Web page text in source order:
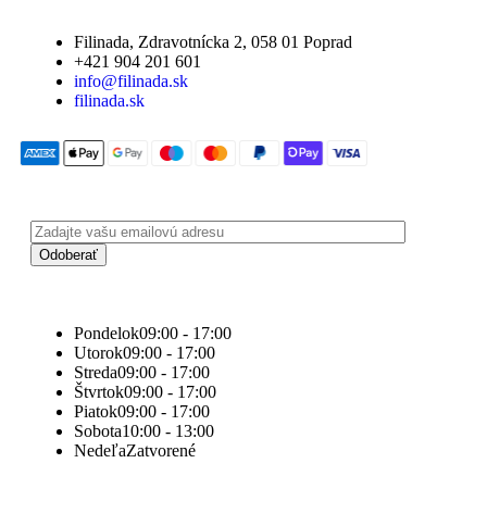
Filinada, Zdravotnícka 2, 058 01 Poprad
+421 904 201 601
info@filinada.sk
filinada.sk
Pondelok09:00 - 17:00
Utorok09:00 - 17:00
Streda09:00 - 17:00
Štvrtok09:00 - 17:00
Piatok09:00 - 17:00
Sobota10:00 - 13:00
NedeľaZatvorené